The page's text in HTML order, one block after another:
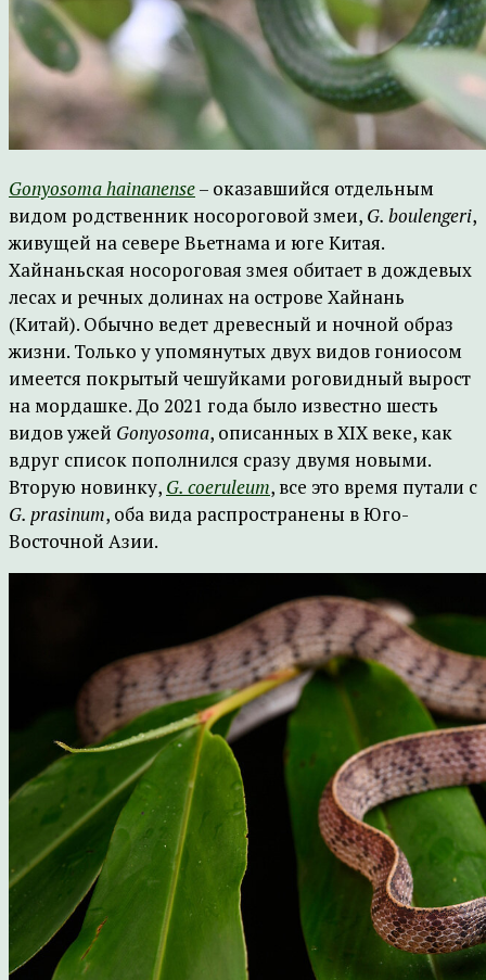
Gonyosoma hainanense– оказавшийся отдельным
видом родственник носороговой змеи, G. boulengeri,
живущей на севере Вьетнама и юге Китая.
Хайнаньская носороговая змея обитает в дождевых
лесах и речных долинах на острове Хайнань
(Китай). Обычно ведет древесный и ночной образ
жизни. Только у упомянутых двух видов гониосом
имеется покрытый чешуйками роговидный вырост
на мордашке. До 2021 года было известно шесть
видов ужей Gonyosoma, описанных в XIX веке, как
вдруг список пополнился сразу двумя новыми.
Вторую новинку, G. coeruleum, все это время путали с
G. prasinum, оба вида распространены в Юго-
Восточной Азии.